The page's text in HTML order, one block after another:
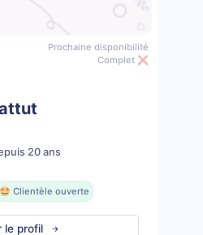
Prochaine disponibilité
Complet ❌
20 ans
🤩 Clientèle ouverte
le profil